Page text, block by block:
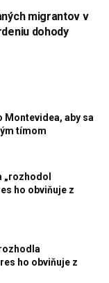
migrantov v
dohody
Montevidea, aby sa
tímom
„rozhodol
ho obviňuje z
ho obviňuje z